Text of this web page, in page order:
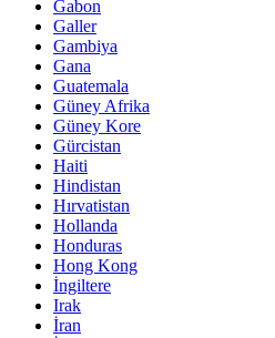
Gabon
Galler
Gambiya
Gana
Guatemala
Güney Afrika
Güney Kore
Gürcistan
Haiti
Hindistan
Hırvatistan
Hollanda
Honduras
Hong Kong
İngiltere
Irak
İran